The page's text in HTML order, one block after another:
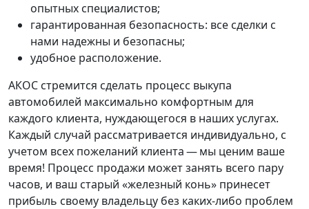
опытных специалистов;
гарантированная безопасность: все сделки с
нами надежны и безопасны;
удобное расположение.
АКОС стремится сделать процесс выкупа
автомобилей максимально комфортным для
каждого клиента, нуждающегося в наших услугах.
Каждый случай рассматривается индивидуально, с
учетом всех пожеланий клиента — мы ценим ваше
время! Процесс продажи может занять всего пару
часов, и ваш старый «железный конь» принесет
прибыль своему владельцу без каких-либо проблем